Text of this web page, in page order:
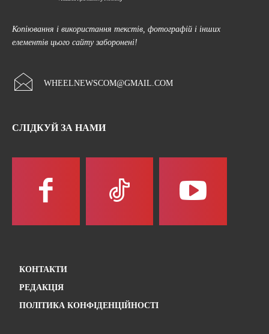
Копіювання і використання текстів, фотографій і інших
елементів цього сайту заборонені!
WHEELNEWSCOM@GMAIL.COM
СЛІДКУЙ ЗА НАМИ
КОНТАКТИ
РЕДАКЦІЯ
ПОЛІТИКА КОНФІДЕНЦІЙНОСТІ